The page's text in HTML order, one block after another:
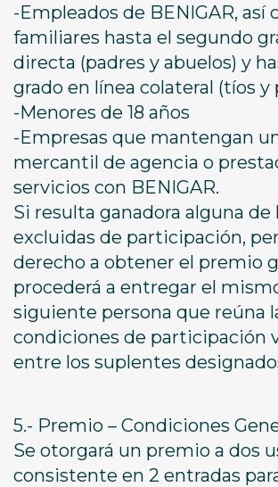
-Empleados de BENIGAR, así
familiares hasta el segundo
directa (padres y abuelos) y
grado en línea colateral (tíos y
-Menores de 18 años
-Empresas que mantengan
mercantil de agencia o
servicios con BENIGAR.
Si resulta ganadora alguna de
excluidas de participación,
derecho a obtener el premio
procederá a entregar el
siguiente persona que reúna
condiciones de participación
entre los suplentes
5.- Premio – Condiciones
Se otorgará un premio a dos
consistente en 2 entradas